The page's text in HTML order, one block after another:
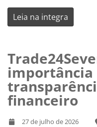
Leia na integra
financeiro
27 de julho de 2026